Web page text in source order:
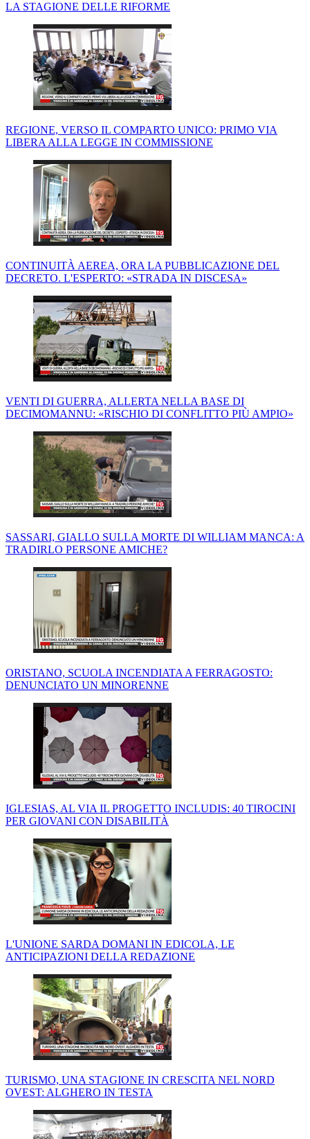
LA STAGIONE DELLE RIFORME
REGIONE, VERSO IL COMPARTO UNICO: PRIMO VIA
LIBERA ALLA LEGGE IN COMMISSIONE
CONTINUITÀ AEREA, ORA LA PUBBLICAZIONE DEL
DECRETO. L'ESPERTO: «STRADA IN DISCESA»
VENTI DI GUERRA, ALLERTA NELLA BASE DI
DECIMOMANNU: «RISCHIO DI CONFLITTO PIÙ AMPIO»
SASSARI, GIALLO SULLA MORTE DI WILLIAM MANCA: A
TRADIRLO PERSONE AMICHE?
ORISTANO, SCUOLA INCENDIATA A FERRAGOSTO:
DENUNCIATO UN MINORENNE
IGLESIAS, AL VIA IL PROGETTO INCLUDIS: 40 TIROCINI
PER GIOVANI CON DISABILITÀ
L'UNIONE SARDA DOMANI IN EDICOLA, LE
ANTICIPAZIONI DELLA REDAZIONE
TURISMO, UNA STAGIONE IN CRESCITA NEL NORD
OVEST: ALGHERO IN TESTA